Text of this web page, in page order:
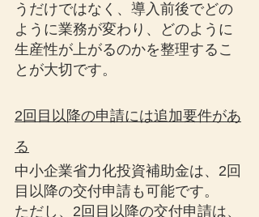
うだけではなく、導入前後でどの
ように業務が変わり、どのように
生産性が上がるのかを整理するこ
とが大切です。
2回目以降の申請には追加要件があ
る
中小企業省力化投資補助金は、2回
目以降の交付申請も可能です。
ただし、2回目以降の交付申請は、